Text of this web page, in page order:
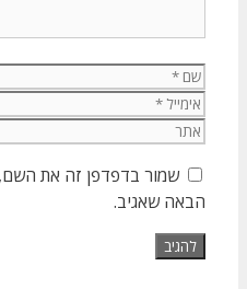
שם
שמור בדפדפן זה את
הבאה שאגיב.